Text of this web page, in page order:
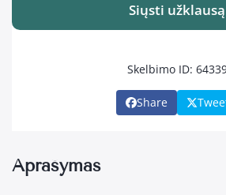
Siųsti užklausą
Skelbimo ID:
Share
Aprašymas